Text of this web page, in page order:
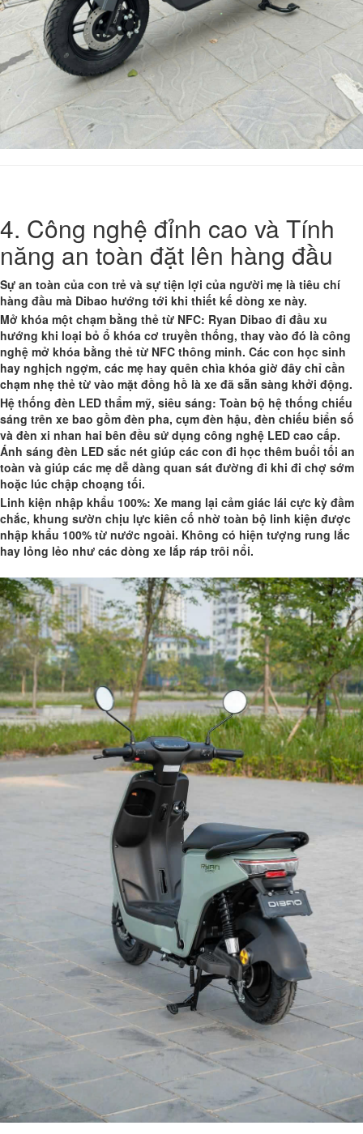
4. Công nghệ đỉnh cao và Tính
năng an toàn đặt lên hàng đầu
Sự an toàn của con trẻ và sự tiện lợi của người mẹ là tiêu chí
hàng đầu mà Dibao hướng tới khi thiết kế dòng xe này.
Mở khóa một chạm bằng thẻ từ NFC: Ryan Dibao đi đầu xu
hướng khi loại bỏ ổ khóa cơ truyền thống, thay vào đó là công
nghệ mở khóa bằng thẻ từ NFC thông minh. Các con học sinh
hay nghịch ngợm, các mẹ hay quên chìa khóa giờ đây chỉ cần
chạm nhẹ thẻ từ vào mặt đồng hồ là xe đã sẵn sàng khởi động.
Hệ thống đèn LED thẩm mỹ, siêu sáng: Toàn bộ hệ thống chiếu
sáng trên xe bao gồm đèn pha, cụm đèn hậu, đèn chiếu biển số
và đèn xi nhan hai bên đều sử dụng công nghệ LED cao cấp.
Ánh sáng đèn LED sắc nét giúp các con đi học thêm buổi tối an
toàn và giúp các mẹ dễ dàng quan sát đường đi khi đi chợ sớm
hoặc lúc chập choạng tối.
Linh kiện nhập khẩu 100%: Xe mang lại cảm giác lái cực kỳ đầm
chắc, khung sườn chịu lực kiên cố nhờ toàn bộ linh kiện được
nhập khẩu 100% từ nước ngoài. Không có hiện tượng rung lắc
hay lỏng lẻo như các dòng xe lắp ráp trôi nổi.